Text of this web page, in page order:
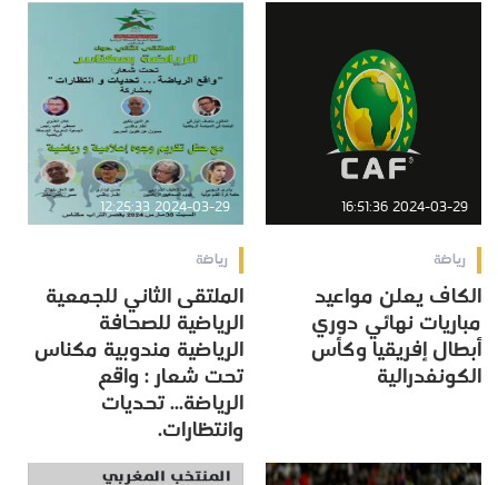
2024-03-29 16:51:36
رياضة
الكاف يعلن مواعيد
مباريات نهائي دوري
أبطال إفريقيا وكأس
الكونفدرالية
2024-03-29 12:25:33
رياضة
الملتقى الثاني للجمعية
الرياضية للصحافة
الرياضية مندوبية مكناس
تحت شعار : واقع
الرياضة... تحديات
وانتظارات.